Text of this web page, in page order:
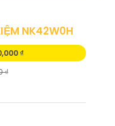
NK42W0H
₫
₫